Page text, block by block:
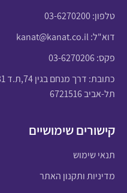
טלפון:03-6270200
דוא"ל:kanat@kanat.co.il
פקס: 03-6270206
כתובת: דרך מנחם בגין 74,ת.ד 51231
תל-אביב 6721516
קישורים שימושיים
תנאי שימוש
מדיניות ותקנון האתר